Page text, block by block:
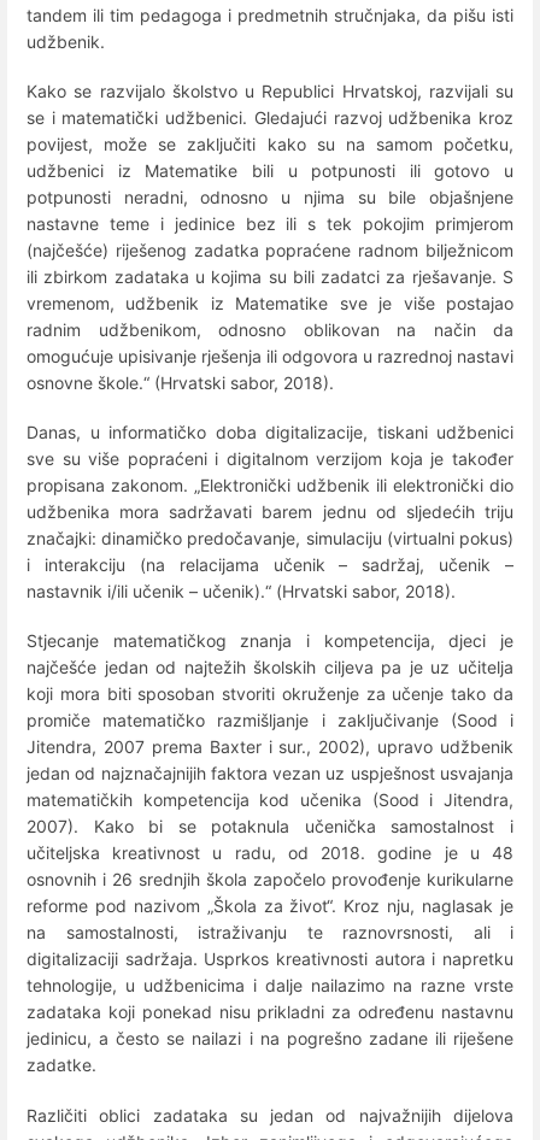
tandem ili tim pedagoga i predmetnih stručnjaka, da pišu isti
udžbenik.
Kako se razvijalo školstvo u Republici Hrvatskoj, razvijali su
se i matematički udžbenici. Gledajući razvoj udžbenika kroz
povijest, može se zaključiti kako su na samom početku,
udžbenici iz Matematike bili u potpunosti ili gotovo u
potpunosti neradni, odnosno u njima su bile objašnjene
nastavne teme i jedinice bez ili s tek pokojim primjerom
(najčešće) riješenog zadatka popraćene radnom bilježnicom
ili zbirkom zadataka u kojima su bili zadatci za rješavanje. S
vremenom, udžbenik iz Matematike sve je više postajao
radnim udžbenikom, odnosno oblikovan na način da
omogućuje upisivanje rješenja ili odgovora u razrednoj nastavi
osnovne škole.“ (Hrvatski sabor, 2018).
Danas, u informatičko doba digitalizacije, tiskani udžbenici
sve su više popraćeni i digitalnom verzijom koja je također
propisana zakonom. „Elektronički udžbenik ili elektronički dio
udžbenika mora sadržavati barem jednu od sljedećih triju
značajki: dinamičko predočavanje, simulaciju (virtualni pokus)
i interakciju (na relacijama učenik – sadržaj, učenik –
nastavnik i/ili učenik – učenik).“ (Hrvatski sabor, 2018).
Stjecanje matematičkog znanja i kompetencija, djeci je
najčešće jedan od najtežih školskih ciljeva pa je uz učitelja
koji mora biti sposoban stvoriti okruženje za učenje tako da
promiče matematičko razmišljanje i zaključivanje (Sood i
Jitendra, 2007 prema Baxter i sur., 2002), upravo udžbenik
jedan od najznačajnijih faktora vezan uz uspješnost usvajanja
matematičkih kompetencija kod učenika (Sood i Jitendra,
2007). Kako bi se potaknula učenička samostalnost i
učiteljska kreativnost u radu, od 2018. godine je u 48
osnovnih i 26 srednjih škola započelo provođenje kurikularne
reforme pod nazivom „Škola za život“. Kroz nju, naglasak je
na samostalnosti, istraživanju te raznovrsnosti, ali i
digitalizaciji sadržaja. Usprkos kreativnosti autora i napretku
tehnologije, u udžbenicima i dalje nailazimo na razne vrste
zadataka koji ponekad nisu prikladni za određenu nastavnu
jedinicu, a često se nailazi i na pogrešno zadane ili riješene
zadatke.
Različiti oblici zadataka su jedan od najvažnijih dijelova